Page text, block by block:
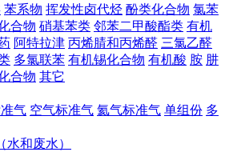
苯系物 挥发性卤代烃 酚类化合物 氯苯
合物 硝基苯类 邻苯二甲酸酯类 有机
阿特拉津 丙烯腈和丙烯醛 三氯乙醛
多氯联苯 有机锡化合物 有机酸 胺 肼
合物 其它
气 空气标准气 氦气标准气 单组份 多
和废水）